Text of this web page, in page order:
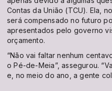
Contas da União (TCU). Ela,
será compensado no futuro
apresentados pelo governo
orçamento.
“Não vai faltar nenhum
o Pé-de-Meia”, assegurou.
e, no meio do ano, a gente